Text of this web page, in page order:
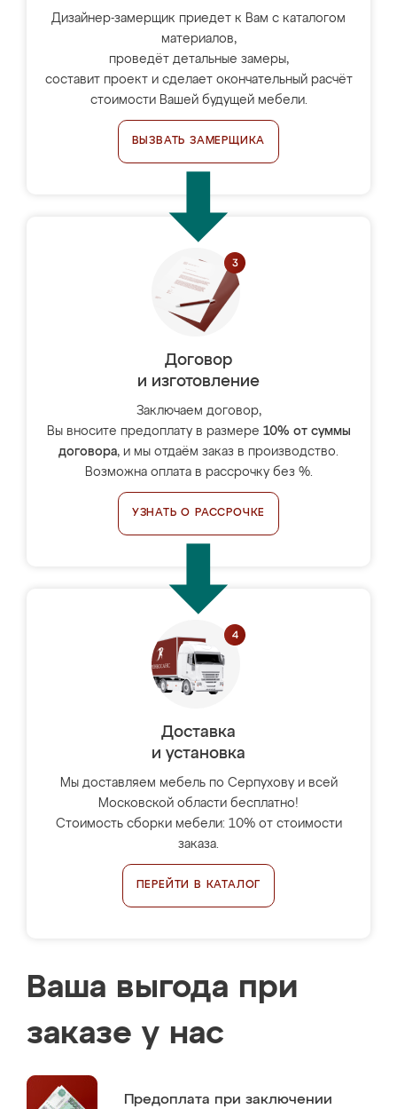
Дизайнер-замерщик приедет к Вам с каталогом
материалов,
проведёт детальные замеры,
составит проект и сделает окончательный расчёт
стоимости Вашей будущей мебели.
ВЫЗВАТЬ ЗАМЕРЩИКА
Договор
и изготовление
Заключаем договор,
Вы вносите предоплату в размере 10% от суммы
договора, и мы отдаём заказ в производство.
Возможна оплата в рассрочку без %.
УЗНАТЬ О РАССРОЧКЕ
Доставка
и установка
Мы доставляем мебель по Серпухову и всей
Московской области бесплатно!
Стоимость сборки мебели: 10% от стоимости
заказа.
ПЕРЕЙТИ В КАТАЛОГ
Ваша выгода при
заказе у нас
Предоплата при заключении